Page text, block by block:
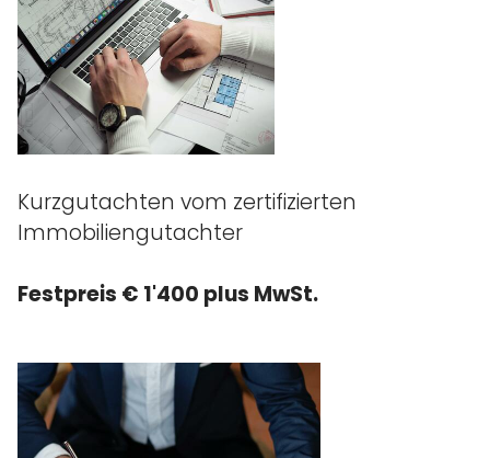
Kurzgutachten vom zertifizierten
Immobiliengutachter
Festpreis € 1'400 plus MwSt.